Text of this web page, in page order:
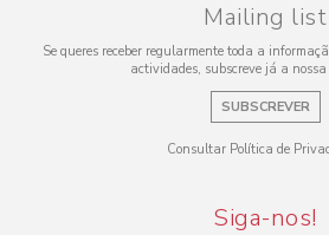
Mailing list
Se queres receber regularmente toda a
actividades, subscreve já a
SUBSCREVER
Consultar Política de
Siga-nos!